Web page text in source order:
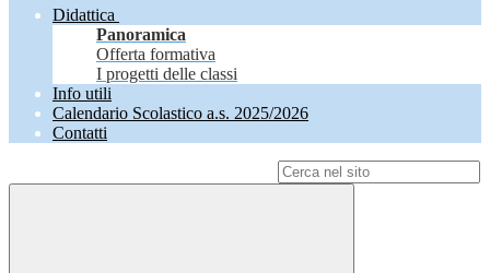
Didattica
Panoramica
Offerta formativa
I progetti delle classi
Info utili
Calendario Scolastico a.s. 2025/2026
Contatti